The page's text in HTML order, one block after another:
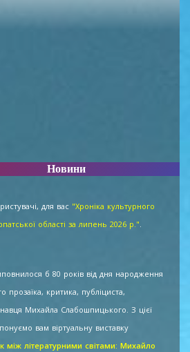
Новини
для вас "Хроніка культурного
області за липень 2026 р.".
б 80 років від дня народження
прозаїка, критика, публіциста,
Михайла Слабошпицького. З цієї
вам віртуальну виставку
між літературними світами: Михайло